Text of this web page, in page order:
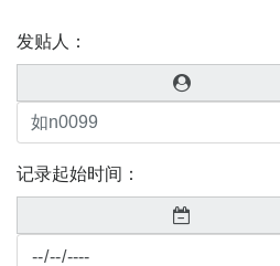
发贴人：
记录起始时间：